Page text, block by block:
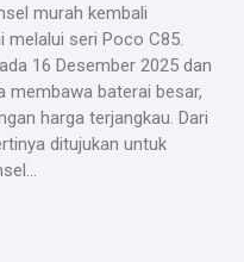
murah kembali
melalui seri Poco C85.
16 Desember 2025 dan
membawa baterai besar,
harga terjangkau. Dari
ditujukan untuk